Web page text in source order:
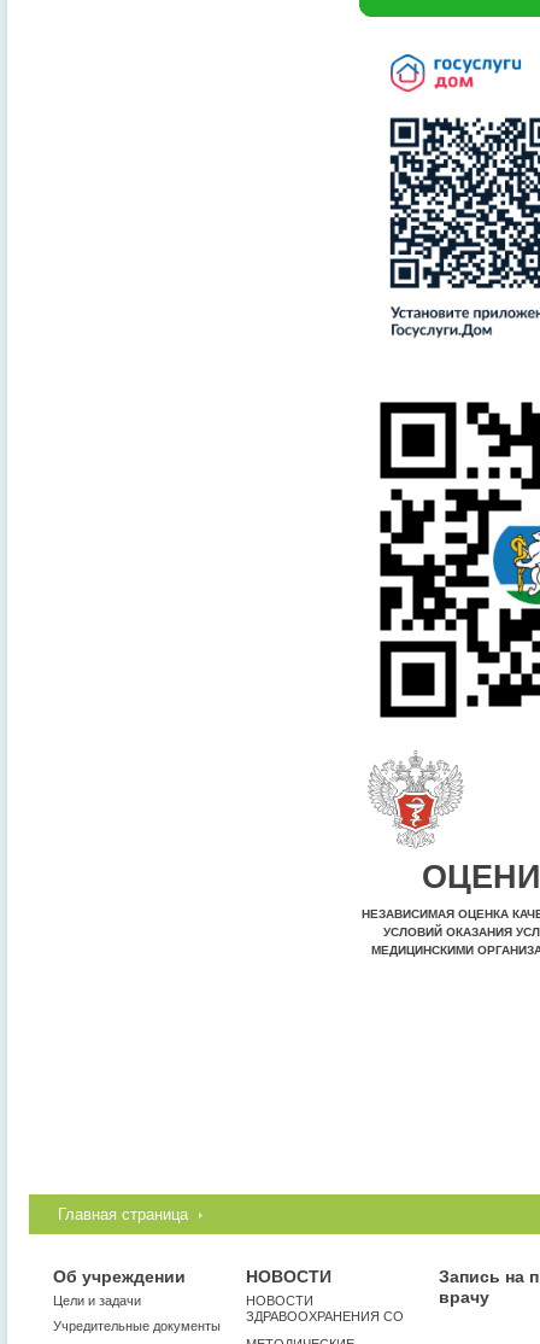
НЕЗАВИСИМАЯ ОЦЕНКА
УСЛОВИЙ ОКАЗАНИЯ
МЕДИЦИНСКИМИ
Главная страница
Об учреждении
Цели и задачи
Учредительные документы
НОВОСТИ
НОВОСТИ
ЗДРАВООХРАНЕНИЯ СО
Запись на
врачу